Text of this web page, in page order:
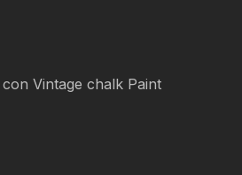
Vintage chalk Paint